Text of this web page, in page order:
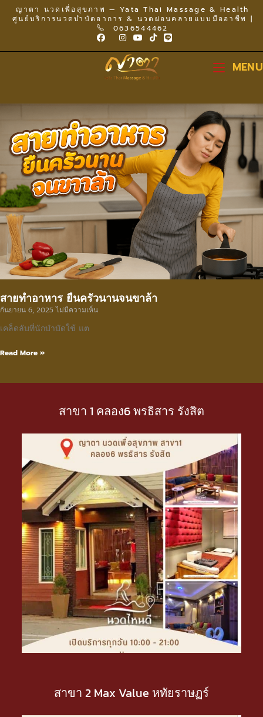
ญาตา นวดเพื่อสุขภาพ — Yata Thai Massage & Health
ศูนย์บริการนวดบำบัดอาการ & นวดผ่อนคลายแบบมืออาชีพ |
0636544462
MENU
สายทำอาหาร ยืนครัวนานจนขาล้า
กันยายน 6, 2025ไม่มีความเห็น
เคล็ดลับที่นักบำบัดใช้ แต
Read More »
สาขา 1 คลอง6 พรธิสาร รังสิต
สาขา 2 Max Value หทัยราษฏร์